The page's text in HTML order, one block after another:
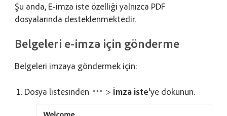
Şu anda, E-imza iste özelliği yalnızca PDF
dosyalarında desteklenmektedir.
Belgeleri e-imza için gönderme
Belgeleri imzaya göndermek için:
Dosya listesinden > İmza iste'ye dokunun.